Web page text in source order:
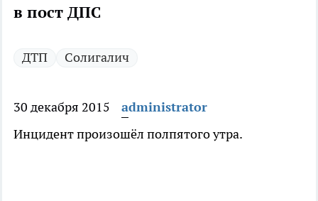
в пост ДПС
ДТП Солигалич
30 декабря 2015
administrator
Инцидент произошёл полпятого утра.